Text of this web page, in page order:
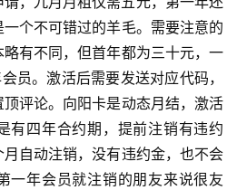
个不可错过的羊毛。需要注意的
有不同，但首年都为三十元，一
员。激活后需要发送对应代码，
评论。向阳卡是动态月结，激活
有四年合约期，提前注销有违约
自动注销，没有违约金，也不会
一年会员就注销的朋友来说很友